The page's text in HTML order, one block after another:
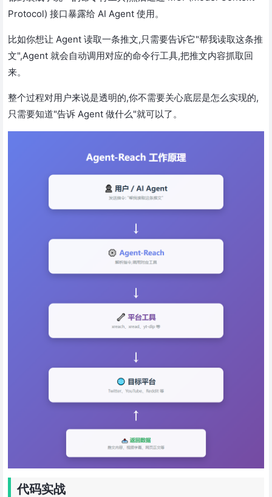
Protocol) 接口暴露给 AI Agent 使用。
比如你想让 Agent 读取一条推文,只需要告诉它"帮我读取这条推
文",Agent 就会自动调用对应的命令行工具,把推文内容抓取回
来。
整个过程对用户来说是透明的,你不需要关心底层是怎么实现的,
只需要知道"告诉 Agent 做什么"就可以了。
代码实战